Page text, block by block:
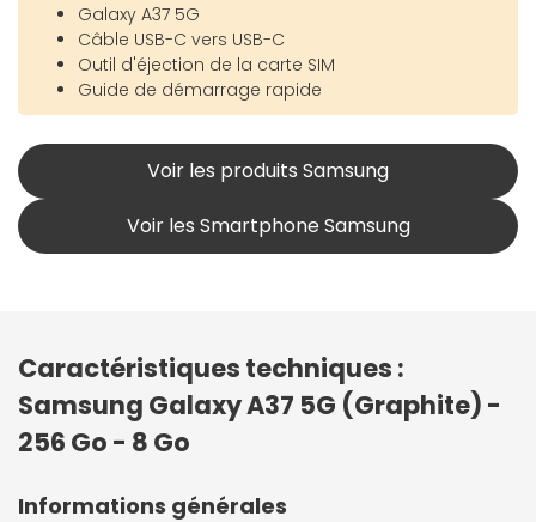
Galaxy A37 5G
Câble USB-C vers USB-C
Outil d'éjection de la carte SIM
Guide de démarrage rapide
Voir les produits Samsung
Voir les Smartphone Samsung
Caractéristiques techniques :
Samsung Galaxy A37 5G (Graphite) -
256 Go - 8 Go
Informations générales